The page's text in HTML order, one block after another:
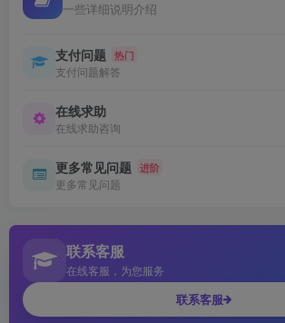
一些详细说明介绍
支付问题 热门
支付问题解答
在线求助
在线求助咨询
更多常见问题 进阶
更多常见问题
联系客服
在线客服，为您服务
联系客服